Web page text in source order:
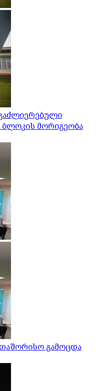
ბლოკის მორიგეობა
გამოცდა